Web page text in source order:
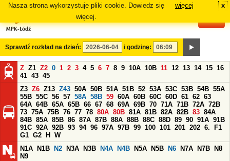
Nasza strona wykorzystuje pliki cookie. Dowiedz się
więcej.
więcej x
Sprawdź rozkład na dzień: i godzinę:
Z Z1 Z2 0 1 2 3 4 5 6 7 8 9 10A 10B 11 12 13 14 15 16
41 43 45
Z3 Z6 Z13 Z43 50A 50B 51A 51B 52 53A 53C 53B 54B 55A
55B 55C 56 57 58A 58B 59 60A 60B 60C 60D 61 62 63
64A 64B 65A 65B 66 67 68 69A 69B 70 71A 71B 72A 72B
73 75A 75B 76 77 78 80A 80B 81A 81B 82A 82B 83 84A
84B 85A 85B 86 87A 87B 88A 88B 88C 88D 89 90 91A 91B
91C 92A 92B 93 94 96 97A 97B 99 100 101 201 202 6.
F1
G1 G2 H
W
N1A
N1B N2 N3A N3B N4A N4B N5A N5B N6 N7A N7B
N8
N9